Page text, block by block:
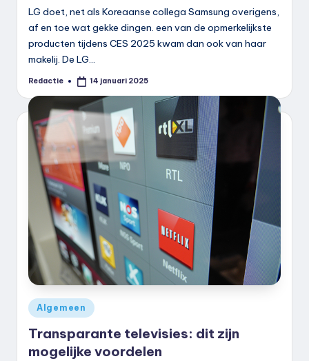
LG doet, net als Koreaanse collega Samsung overigens,
af en toe wat gekke dingen. een van de opmerkelijkste
producten tijdens CES 2025 kwam dan ook van haar
makelij. De LG…
Geplaatst
Redactie 14 januari 2025
Geplaatst
in
Algemeen
Transparante televisies: dit zijn
mogelijke voordelen